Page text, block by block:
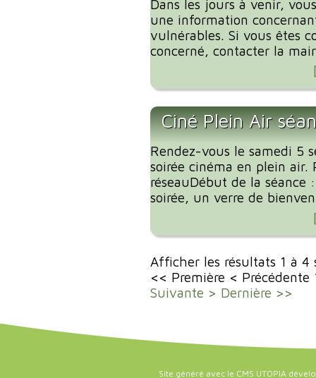
Dans les jours à venir,
une information
vulnérables. Si vous êtes
concerné, contacter la
Ciné Plein Air
Rendez-vous le samedi 5
soirée cinéma en plein
réseauDébut de la
soirée, un verre de
Afficher les résultats 1 à
<< Première < Précédente
Suivante > Dernière >>
Site généré avec le CMS UTOPIA